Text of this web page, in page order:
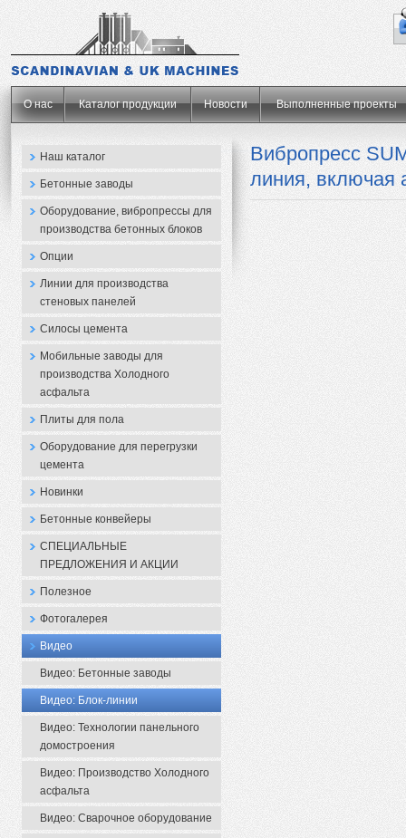
О нас Каталог продукции Новости Выполненные проекты
Наш каталог
Бетонные заводы
Оборудование, вибропрессы для
производства бетонных блоков
Опции
Линии для производства
стеновых панелей
Силосы цемента
Мобильные заводы для
производства Холодного
асфальта
Плиты для пола
Оборудование для перегрузки
цемента
Новинки
Бетонные конвейеры
СПЕЦИАЛЬНЫЕ
ПРЕДЛОЖЕНИЯ И АКЦИИ
Полезное
Фотогалерея
Видео
Видео: Бетонные заводы
Видео: Блок-линии
Видео: Технологии панельного
домостроения
Видео: Производство Холодного
асфальта
Видео: Сварочное оборудование
Вибропресс
линия, включая